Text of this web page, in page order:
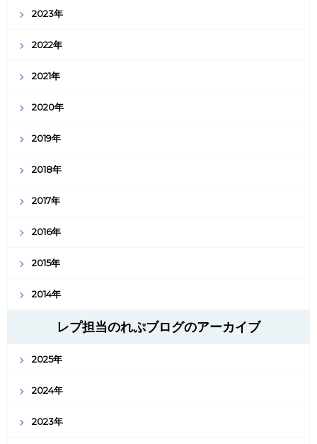
2023年
2022年
2021年
2020年
2019年
2018年
2017年
2016年
2015年
2014年
レプ担当のれぷブログのアーカイブ
2025年
2024年
2023年